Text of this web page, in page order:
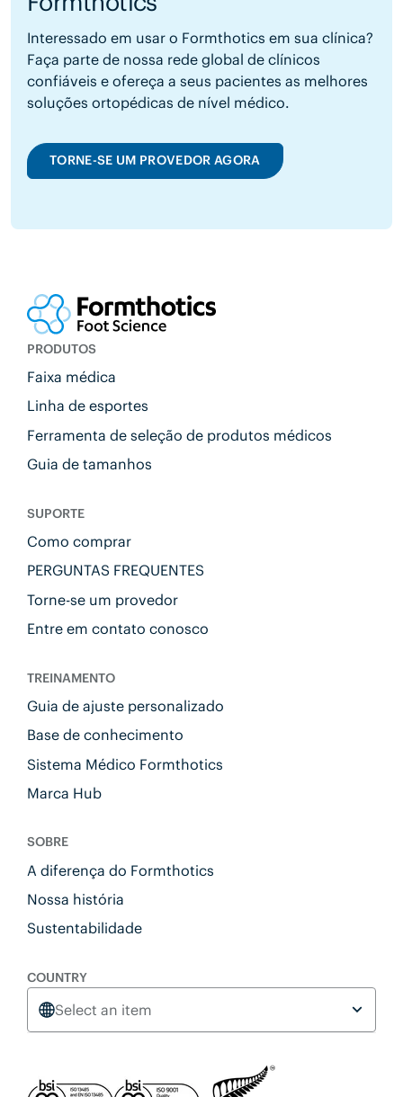
Interessado em usar o Formthotics em sua clínica?
Faça parte de nossa rede global de clínicos
confiáveis e ofereça a seus pacientes as melhores
soluções ortopédicas de nível médico.
TORNE-SE UM PROVEDOR AGORA
PRODUTOS
Faixa médica
Linha de esportes
Ferramenta de seleção de produtos médicos
Guia de tamanhos
SUPORTE
Como comprar
PERGUNTAS FREQUENTES
Torne-se um provedor
Entre em contato conosco
TREINAMENTO
Guia de ajuste personalizado
Base de conhecimento
Sistema Médico Formthotics
Marca Hub
SOBRE
A diferença do Formthotics
Nossa história
Sustentabilidade
COUNTRY
Select an item